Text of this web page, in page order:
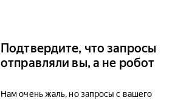
Подтвердите, что запросы
отправляли вы, а не робот
Нам очень жаль, но запросы с вашего